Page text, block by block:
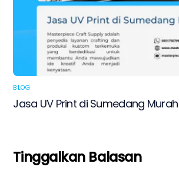
BLOG
Jasa UV Print di Sumedang Murah
Tinggalkan Balasan